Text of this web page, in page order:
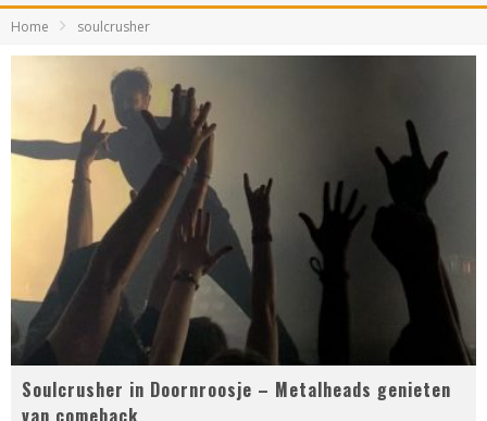
Home soulcrusher
Soulcrusher in Doornroosje – Metalheads genieten